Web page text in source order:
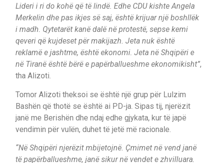
Lideri i ri do kohë që të lindë. Edhe CDU kishte Angela
Merkelin dhe pas ikjes së saj, është krijuar një boshllëk
i madh. Qytetarët kanë dalë në protestë, sepse kemi
qeveri që kujdeset për makijazh. Jeta nuk është
reklamë e jashtme, është ekonomi. Jeta në Shqipëri e
në Tiranë është bërë e papërballueshme ekonomikisht”,
tha Alizoti.
Tomor Alizoti theksoi se është një grup për Lulzim
Bashën që thotë se është ai PD-ja. Sipas tij, njerëzit
janë me Berishën dhe ndaj edhe gjykata, kur të japë
vendimin për vulën, duhet të jetë më racionale.
“Në Shqipëri njerëzit mbijetojnë. Çmimet në vend janë
të papërballueshme, janë sikur në vendet e zhvilluara.